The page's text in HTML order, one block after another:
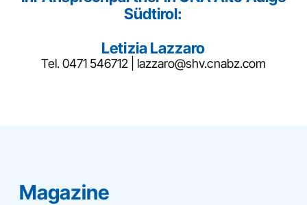
Südtirol:
Letizia Lazzaro
Tel.0471 546712 lazzaro@shv.cnabz.com
Magazine